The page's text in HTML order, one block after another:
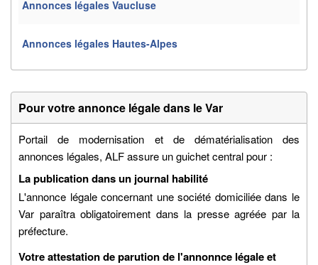
Annonces légales Vaucluse
Annonces légales Hautes-Alpes
Pour votre annonce légale dans le Var
Portail de modernisation et de dématérialisation des
annonces légales, ALF assure un guichet central pour :
La publication dans un journal habilité
L'annonce légale concernant une société domiciliée dans le
Var paraîtra obligatoirement dans la presse agréée par la
préfecture.
Votre attestation de parution de l'annonnce légale et